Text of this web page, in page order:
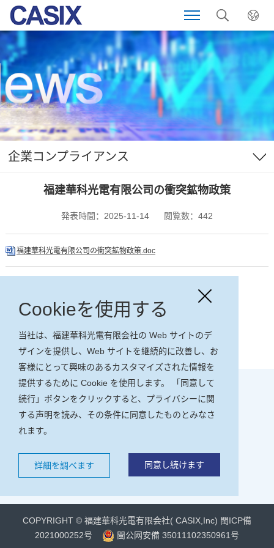
企業コンプライアンス
福建華科光電有限公司の衝突鉱物政策
発表時間：2025-11-14 閲覧数：442
福建華科光電有限公司の衝突鉱物政策.doc
次のページ：「現代奴隶制法」声明
リストに戻る
COPYRIGHT © 福建華科光電有限会社( CASIX,Inc) 閩ICP備
2021000252号
閩公网安備 35011102350961号
Cookieを使用する
当社は、福建華科光電有限会社の Web サイトのデ
ザインを提供し、Web サイトを継続的に改善し、お
客様にとって興味のあるカスタマイズされた情報を
提供するために Cookie を使用します。 「同意して
続行」ボタンをクリックすると、プライバシーに関
する声明を読み、その条件に同意したものとみなさ
れます。
詳細を調べます 同意し続けます